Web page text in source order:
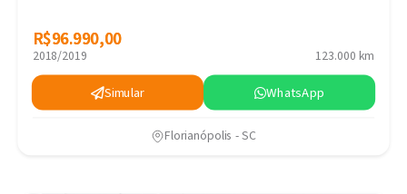
R$96.990,00
R$96.990,00
2018/2019 123.000 km
Simular WhatsApp
Florianópolis - SC